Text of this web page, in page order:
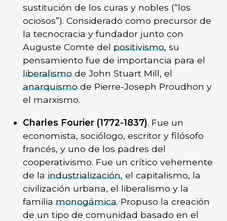
sustitución de los curas y nobles (“los
ociosos”). Considerado como precursor de
la tecnocracia y fundador junto con
Auguste Comte delpositivismo, su
pensamiento fue de importancia para el
liberalismode John Stuart Mill, el
anarquismode Pierre-Joseph Proudhon y
el marxismo.
Charles Fourier (1772-1837). Fue un
economista, sociólogo, escritor y filósofo
francés, y uno de los padres del
cooperativismo. Fue un crítico vehemente
de laindustrialización, el capitalismo, la
civilización urbana, el liberalismo y la
familiamonogámica. Propuso la creación
de un tipo de comunidad basado en el